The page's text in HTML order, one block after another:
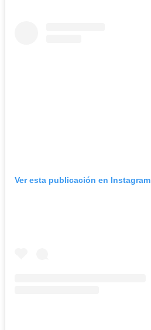
Ver esta publicación en Instagram